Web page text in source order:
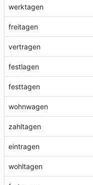
werktagen
freitagen
vertragen
festlagen
festtagen
wohnwagen
zahltagen
eintragen
wohltagen